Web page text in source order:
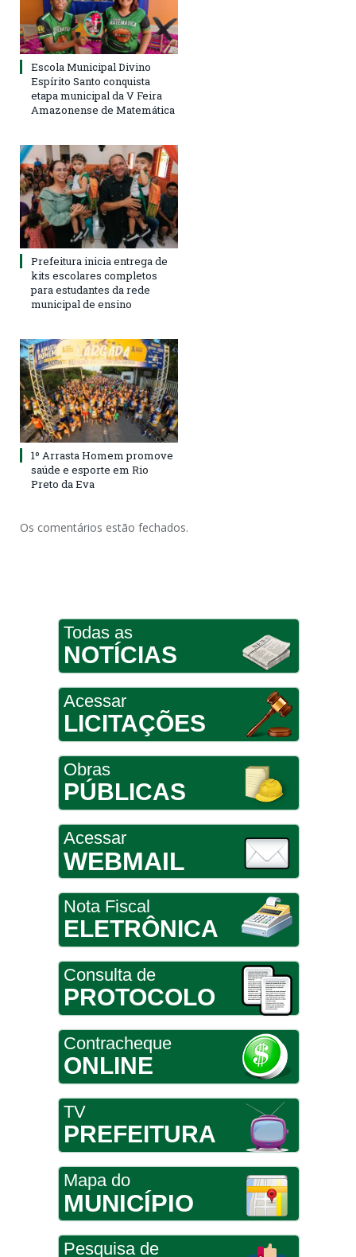
Escola Municipal Divino
Espírito Santo conquista
etapa municipal da V Feira
Amazonense de Matemática
Prefeitura inicia entrega de
kits escolares completos
para estudantes da rede
municipal de ensino
1º Arrasta Homem promove
saúde e esporte em Rio
Preto da Eva
Os comentários estão fechados.
Todas as
NOTÍCIAS
Acessar
LICITAÇÕES
Obras
PÚBLICAS
Acessar
WEBMAIL
Nota Fiscal
ELETRÔNICA
Consulta de
PROTOCOLO
Contracheque
ONLINE
TV
PREFEITURA
Mapa do
MUNICÍPIO
Pesquisa de